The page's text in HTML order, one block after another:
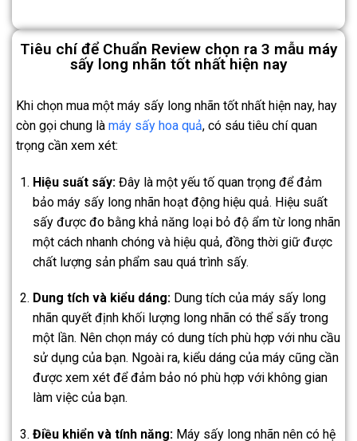
Tiêu chí để Chuẩn Review chọn ra 3 mẫu máy
sấy long nhãn tốt nhất hiện nay
Khi chọn mua một máy sấy long nhãn tốt nhất hiện nay, hay
còn gọi chung là máy sấy hoa quả, có sáu tiêu chí quan
trọng cần xem xét:
Hiệu suất sấy:Đây là một yếu tố quan trọng để đảm
bảo máy sấy long nhãn hoạt động hiệu quả. Hiệu suất
sấy được đo bằng khả năng loại bỏ độ ẩm từ long nhãn
một cách nhanh chóng và hiệu quả, đồng thời giữ được
chất lượng sản phẩm sau quá trình sấy.
Dung tích và kiểu dáng:Dung tích của máy sấy long
nhãn quyết định khối lượng long nhãn có thể sấy trong
một lần. Nên chọn máy có dung tích phù hợp với nhu cầu
sử dụng của bạn. Ngoài ra, kiểu dáng của máy cũng cần
được xem xét để đảm bảo nó phù hợp với không gian
làm việc của bạn.
Điều khiển và tính năng:Máy sấy long nhãn nên có hệ